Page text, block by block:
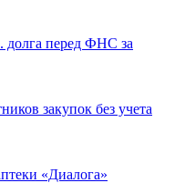
долга перед ФНС за
закупок без учета
«Диалога»